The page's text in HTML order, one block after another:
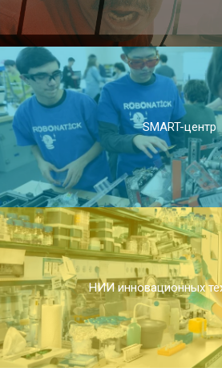
SMART-центр
НИИ инновационных